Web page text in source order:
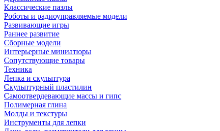
Классические пазлы
Роботы и радиоуправляемые модели
Развивающие игры
Раннее развитие
Сборные модели
Интерьерные миниатюры
Сопутствующие товары
Техника
Лепка и скульптура
Скульптурный пластилин
Самоотвердевающие массы и гипс
Полимерная глина
Молды и текстуры
Инструменты для лепки